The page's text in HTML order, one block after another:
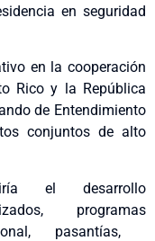
en seguridad
en la cooperación
Rico y la República
de Entendimiento
conjuntos de alto
el desarrollo
programas
pasantías,